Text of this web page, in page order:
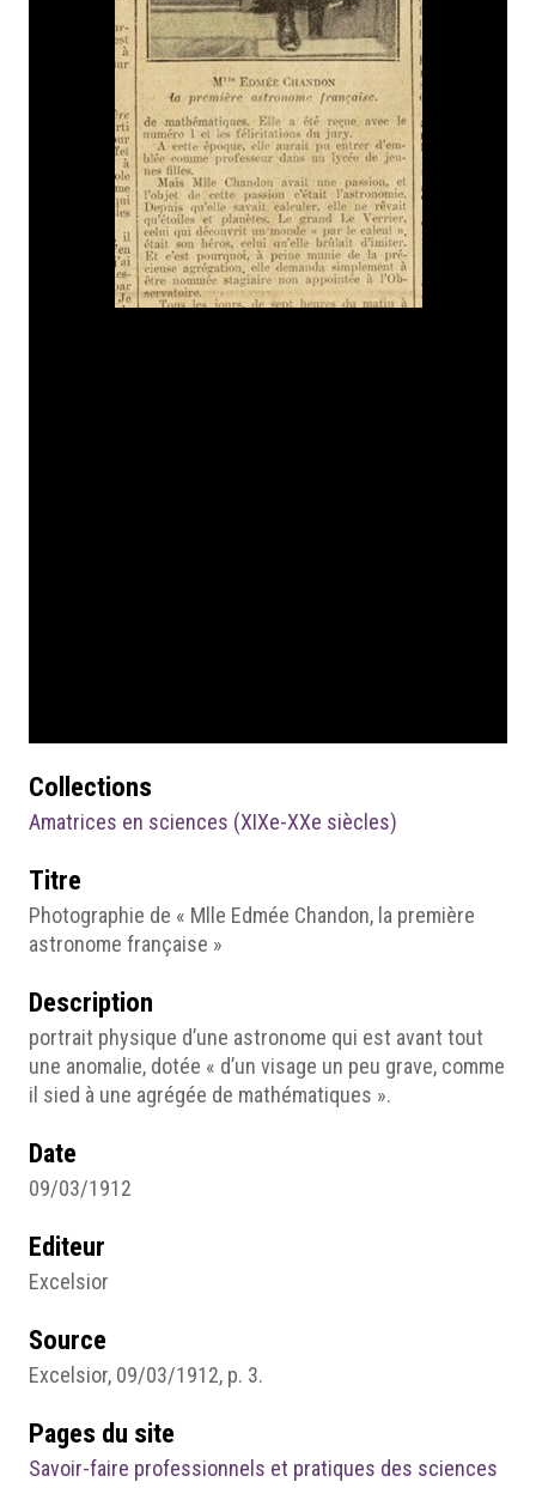
Collections
Amatrices en sciences (XIXe-XXe siècles)
Titre
Photographie de « Mlle Edmée Chandon, la première
astronome française »
Description
portrait physique d’une astronome qui est avant tout
une anomalie, dotée « d’un visage un peu grave, comme
il sied à une agrégée de mathématiques ».
Date
09/03/1912
Editeur
Excelsior
Source
Excelsior, 09/03/1912, p. 3.
Pages du site
Savoir-faire professionnels et pratiques des sciences